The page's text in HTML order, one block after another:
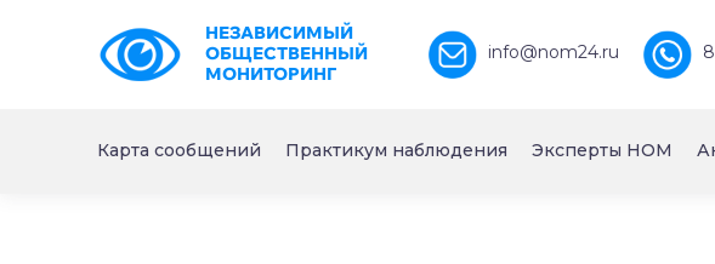
НЕЗАВИСИМЫЙ
ОБЩЕСТВЕННЫЙ
МОНИТОРИНГ
info@nom24.ru
Карта сообщений Практикум наблюдения Эксперты НОМ